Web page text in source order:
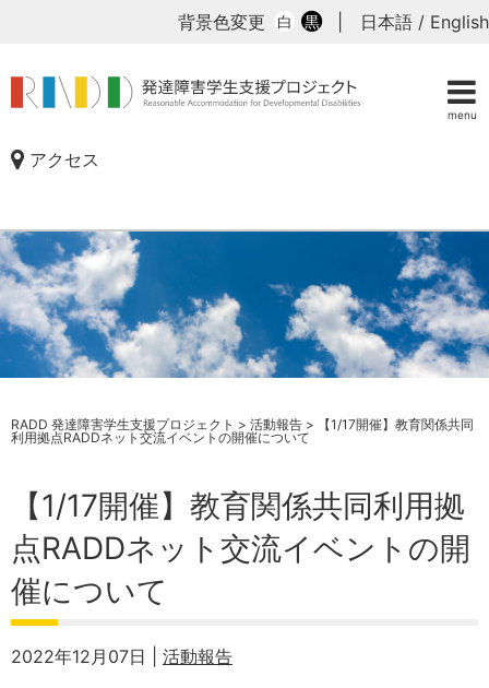
menu
背景色変更 白 黒 日本語 / English
アクセス
RADD 発達障害学生支援プロジェクト > 活動報告 >
【1/17開催】教育関係共同
利用拠点RADDネット交流イベントの開催について
【1/17開催】教育関係共同利用拠
点RADDネット交流イベントの開
催について
2022年12月07日 | 活動報告